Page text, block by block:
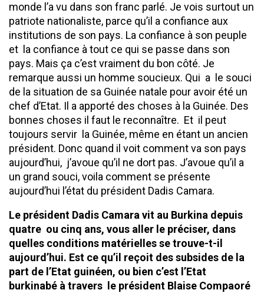
monde l’a vu dans son franc parlé. Je vois surtout un
patriote nationaliste, parce qu’il a confiance aux
institutions de son pays. La confiance à son peuple
et la confiance à tout ce qui se passe dans son
pays. Mais ça c’est vraiment du bon côté. Je
remarque aussi un homme soucieux. Qui a le souci
de la situation de sa Guinée natale pour avoir été un
chef d’Etat. Il a apporté des choses à la Guinée. Des
bonnes choses il faut le reconnaître. Et il peut
toujours servir la Guinée, même en étant un ancien
président. Donc quand il voit comment va son pays
aujourd’hui, j’avoue qu’il ne dort pas. J’avoue qu’il a
un grand souci, voila comment se présente
aujourd’hui l’état du président Dadis Camara.
Le président Dadis Camara vit au Burkina depuis
quatre ou cinq ans, vous aller le préciser, dans
quelles conditions matérielles se trouve-t-il
aujourd’hui. Est ce qu’il reçoit des subsides de la
part de l’Etat guinéen, ou bien c’est l’Etat
burkinabé à travers le président Blaise Compaoré